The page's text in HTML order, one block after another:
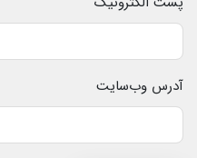
آدرس وب‌سایت